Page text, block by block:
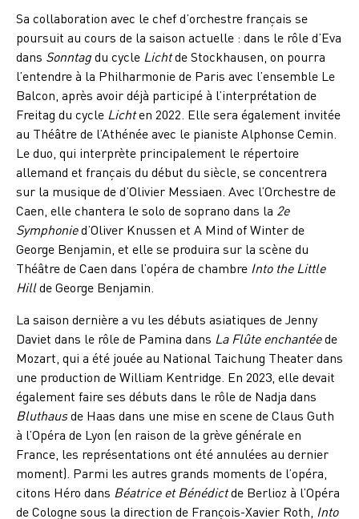
Sa collaboration avec le chef d’orchestre français se
poursuit au cours de la saison actuelle : dans le rôle d’Eva
dans Sonntagdu cycle Lichtde Stockhausen, on pourra
l’entendre à la Philharmonie de Paris avec l’ensemble Le
Balcon, après avoir déjà participé à l’interprétation de
Freitag du cycle Lichten 2022. Elle sera également invitée
au Théâtre de l’Athénée avec le pianiste Alphonse Cemin.
Le duo, qui interprète principalement le répertoire
allemand et français du début du siècle, se concentrera
sur la musique de d’Olivier Messiaen. Avec l’Orchestre de
Caen, elle chantera le solo de soprano dans la 2e
Symphonied’Oliver Knussen et A Mind of Winter de
George Benjamin, et elle se produira sur la scène du
Théâtre de Caen dans l’opéra de chambre Into the Little
Hillde George Benjamin.
La saison dernière a vu les débuts asiatiques de Jenny
Daviet dans le rôle de Pamina dans La Flûte enchantéede
Mozart, qui a été jouée au National Taichung Theater dans
une production de William Kentridge. En 2023, elle devait
également faire ses débuts dans le rôle de Nadja dans
Bluthausde Haas dans une mise en scene de Claus Guth
à l’Opéra de Lyon (en raison de la grève générale en
France, les représentations ont été annulées au dernier
moment). Parmi les autres grands moments de l’opéra,
citons Héro dans Béatrice et Bénédictde Berlioz à l’Opéra
de Cologne sous la direction de François-Xavier Roth, Into